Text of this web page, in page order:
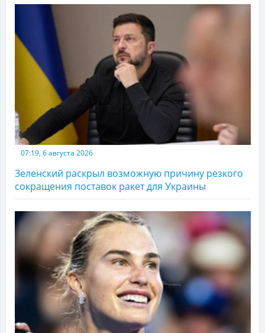
07:19, 6 августа 2026
Зеленский раскрыл возможную причину резкого
сокращения поставок ракет для Украины